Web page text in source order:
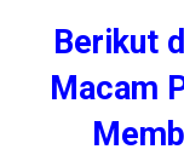
Berikut
Macam